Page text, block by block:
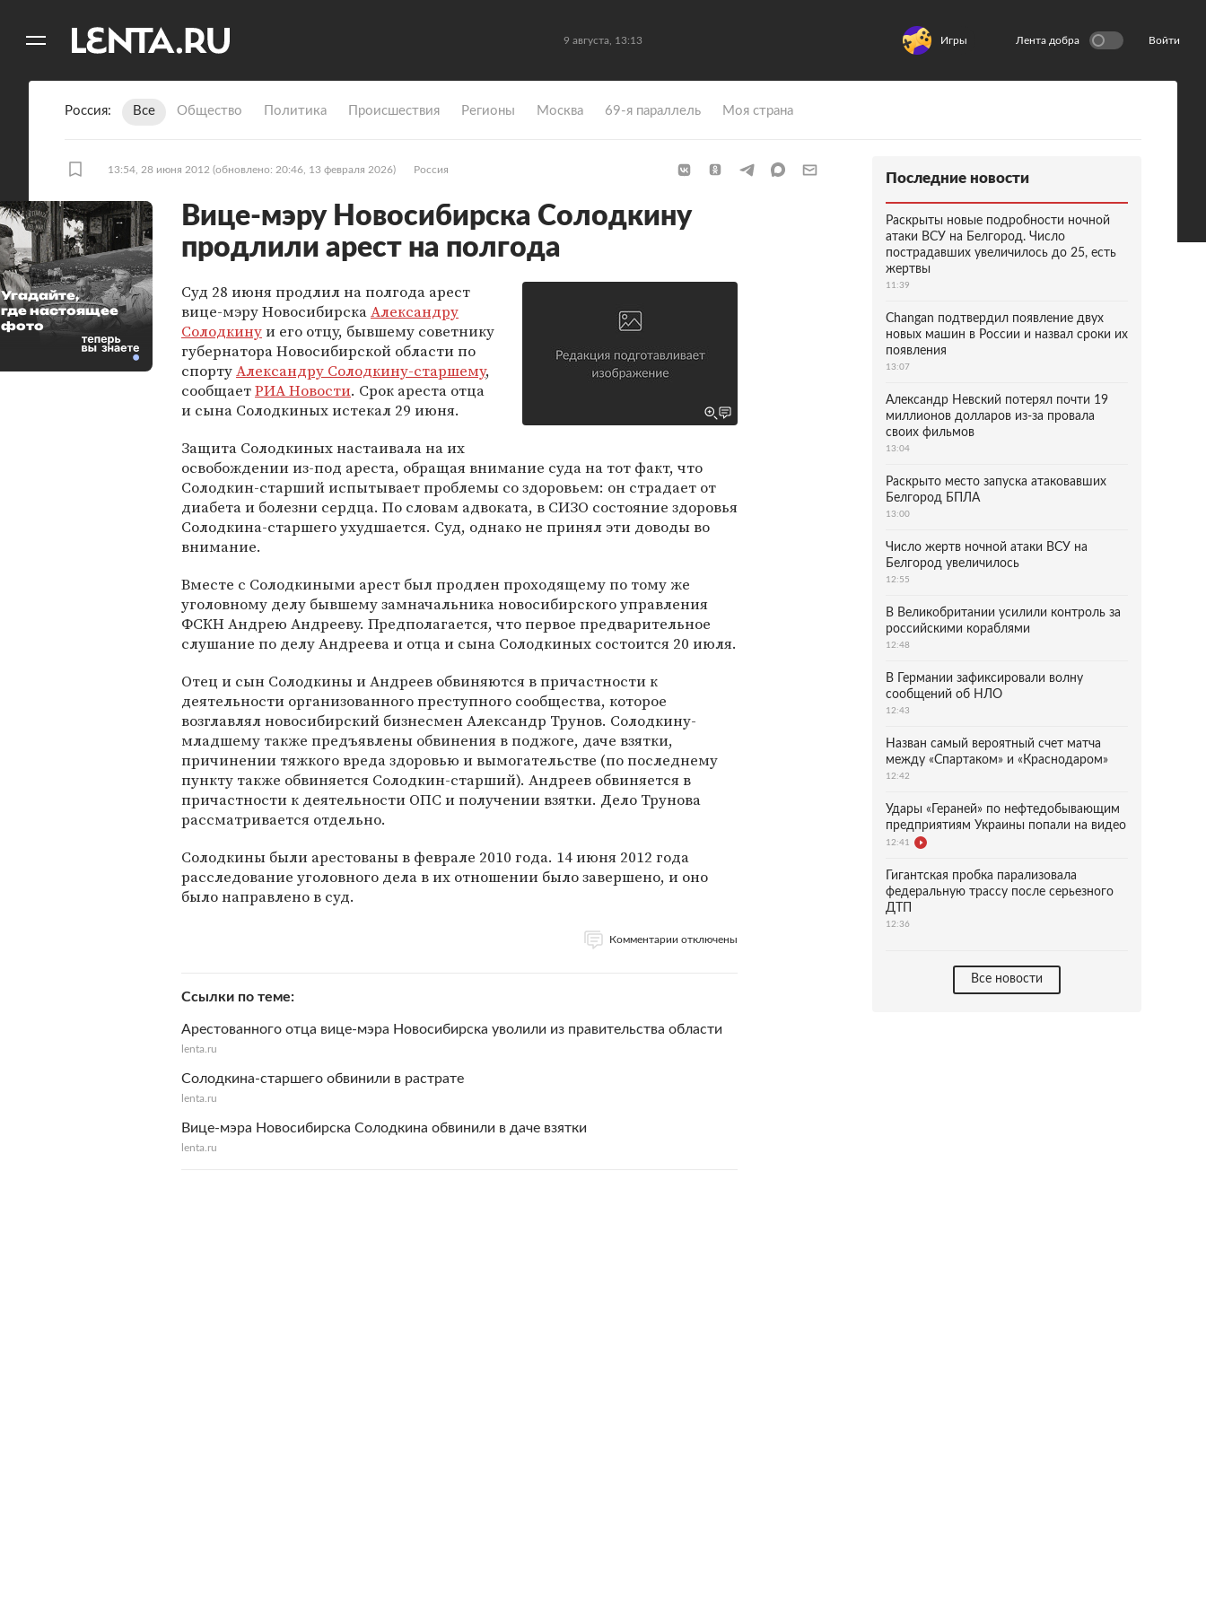
9 августа, 13:13 Игры Лента добра Войти
Россия Все Общество Политика Происшествия Регионы Москва 69-я параллель Моя страна
13:54, 28 июня 2012 (обновлено: 20:46, 13 февраля 2026) Россия
Вице-мэру Новосибирска Солодкину
продлили арест на полгода
Суд 28 июня продлил на полгода арест
вице-мэру НовосибирскаАлександру
Солодкинуи его отцу, бывшему советнику
губернатора Новосибирской области по
спортуАлександру Солодкину-старшему,
сообщаетРИА Новости. Срок ареста отца
и сына Солодкиных истекал 29 июня.
Защита Солодкиных настаивала на их
освобождении из-под ареста, обращая внимание суда на тот факт, что
Солодкин-старший испытывает проблемы со здоровьем: он страдает от
диабета и болезни сердца. По словам адвоката, в СИЗО состояние здоровья
Солодкина-старшего ухудшается. Суд, однако не принял эти доводы во
внимание.
Вместе с Солодкиными арест был продлен проходящему по тому же
уголовному делу бывшему замначальника новосибирского управления
ФСКН Андрею Андрееву. Предполагается, что первое предварительное
слушание по делу Андреева и отца и сына Солодкиных состоится 20 июля.
Отец и сын Солодкины и Андреев обвиняются в причастности к
деятельности организованного преступного сообщества, которое
возглавлял новосибирский бизнесмен Александр Трунов. Солодкину-
младшему также предъявлены обвинения в поджоге, даче взятки,
причинении тяжкого вреда здоровью и вымогательстве (по последнему
пункту также обвиняется Солодкин-старший). Андреев обвиняется в
причастности к деятельности ОПС и получении взятки. Дело Трунова
рассматривается отдельно.
Солодкины были арестованы в феврале 2010 года. 14 июня 2012 года
расследование уголовного дела в их отношении было завершено, и оно
было направлено в суд.
Комментарии отключены
Ссылки по теме
Арестованного отца вице-мэра Новосибирска уволили из правительства области
lenta.ru
Солодкина-старшего обвинили в растрате
lenta.ru
Вице-мэра Новосибирска Солодкина обвинили в даче взятки
lenta.ru
Угадайте,
где настоящее
фото
Последние новости
Раскрыты новые подробности ночной
атаки ВСУ на Белгород. Число
пострадавших увеличилось до 25, есть
жертвы
11:39
Changan подтвердил появление двух
новых машин в России и назвал сроки их
появления
13:07
Александр Невский потерял почти 19
миллионов долларов из-за провала
своих фильмов
13:04
Раскрыто место запуска атаковавших
Белгород БПЛА
13:00
Число жертв ночной атаки ВСУ на
Белгород увеличилось
12:55
В Великобритании усилили контроль за
российскими кораблями
12:48
В Германии зафиксировали волну
сообщений об НЛО
12:43
Назван самый вероятный счет матча
между «Спартаком» и «Краснодаром»
12:42
Удары «Гераней» по нефтедобывающим
предприятиям Украины попали на видео
12:41
Гигантская пробка парализовала
федеральную трассу после серьезного
ДТП
12:36
Все новости